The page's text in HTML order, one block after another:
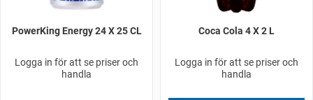
PowerKing Energy 24 X 25 CL
Logga in för att se priser och
handla
Coca Cola 4 X 2 L
Logga in för att se priser och
handla